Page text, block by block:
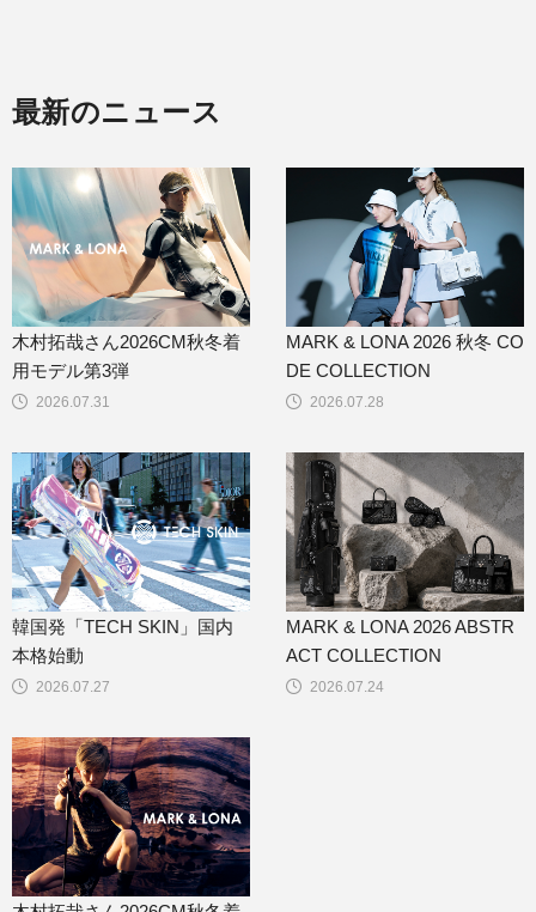
最新のニュース
2026.07.31
木村拓哉さん2026CM秋冬着
用モデル第3弾
2026.07.28
MARK & LONA 2026 秋冬 CO
DE COLLECTION
2026.07.27
韓国発「TECH SKIN」国内
本格始動
2026.07.24
MARK & LONA 2026 ABSTR
ACT COLLECTION